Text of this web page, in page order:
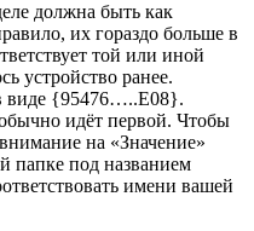
должна быть как
их гораздо больше в
той или иной
устройство ранее.
виде {95476…..E08}.
идёт первой. Чтобы
на «Значение»
папке под названием
имени вашей